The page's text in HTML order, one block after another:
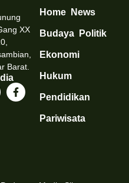
XX
Barat.
Home News
Budaya Politik
Ekonomi
Hukum
Pendidikan
Pariwisata